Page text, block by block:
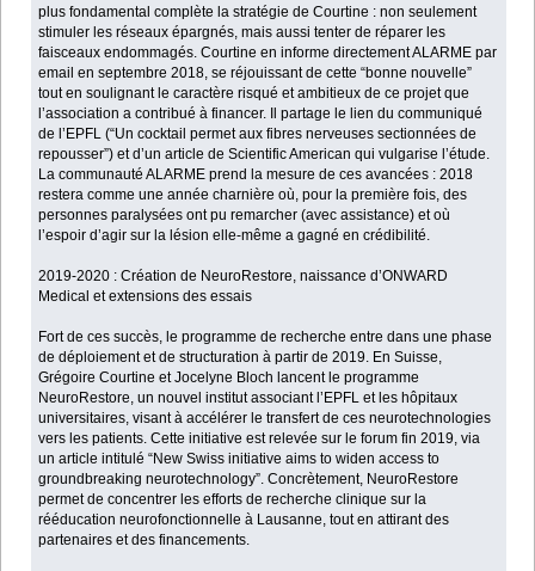
plus fondamental complète la stratégie de Courtine : non seulement
stimuler les réseaux épargnés, mais aussi tenter de réparer les
faisceaux endommagés. Courtine en informe directement ALARME par
email en septembre 2018, se réjouissant de cette “bonne nouvelle”
tout en soulignant le caractère risqué et ambitieux de ce projet que
l’association a contribué à financer. Il partage le lien du communiqué
de l’EPFL (“Un cocktail permet aux fibres nerveuses sectionnées de
repousser”) et d’un article de Scientific American qui vulgarise l’étude.
La communauté ALARME prend la mesure de ces avancées : 2018
restera comme une année charnière où, pour la première fois, des
personnes paralysées ont pu remarcher (avec assistance) et où
l’espoir d’agir sur la lésion elle-même a gagné en crédibilité.
2019-2020 : Création de NeuroRestore, naissance d’ONWARD
Medical et extensions des essais
Fort de ces succès, le programme de recherche entre dans une phase
de déploiement et de structuration à partir de 2019. En Suisse,
Grégoire Courtine et Jocelyne Bloch lancent le programme
NeuroRestore, un nouvel institut associant l’EPFL et les hôpitaux
universitaires, visant à accélérer le transfert de ces neurotechnologies
vers les patients. Cette initiative est relevée sur le forum fin 2019, via
un article intitulé “New Swiss initiative aims to widen access to
groundbreaking neurotechnology”. Concrètement, NeuroRestore
permet de concentrer les efforts de recherche clinique sur la
rééducation neurofonctionnelle à Lausanne, tout en attirant des
partenaires et des financements.